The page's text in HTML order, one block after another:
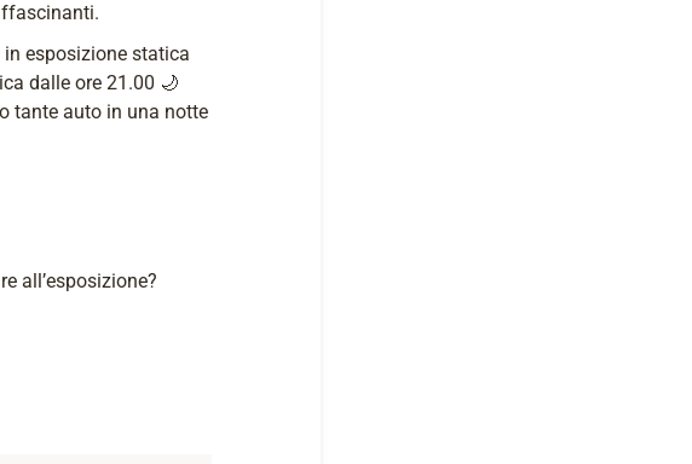
esposizione statica
dalle ore 21.00 🌙
tante auto in una notte
all’esposizione?